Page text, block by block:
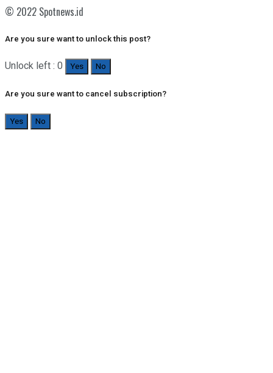
© 2022 Spotnews.id
Are you sure want to unlock this post?
Unlock left : 0 Yes No
Are you sure want to cancel subscription?
Yes No